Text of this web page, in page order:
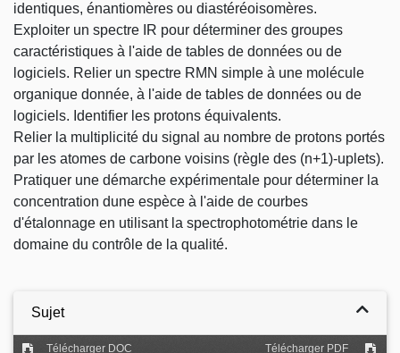
identiques, énantiomères ou diastéréoisomères.
Exploiter un spectre IR pour déterminer des groupes
caractéristiques à l'aide de tables de données ou de
logiciels. Relier un spectre RMN simple à une molécule
organique donnée, à l'aide de tables de données ou de
logiciels. Identifier les protons équivalents.
Relier la multiplicité du signal au nombre de protons portés
par les atomes de carbone voisins (règle des (n+1)-uplets).
Pratiquer une démarche expérimentale pour déterminer la
concentration dune espèce à l'aide de courbes
d'étalonnage en utilisant la spectrophotométrie dans le
domaine du contrôle de la qualité.
Sujet